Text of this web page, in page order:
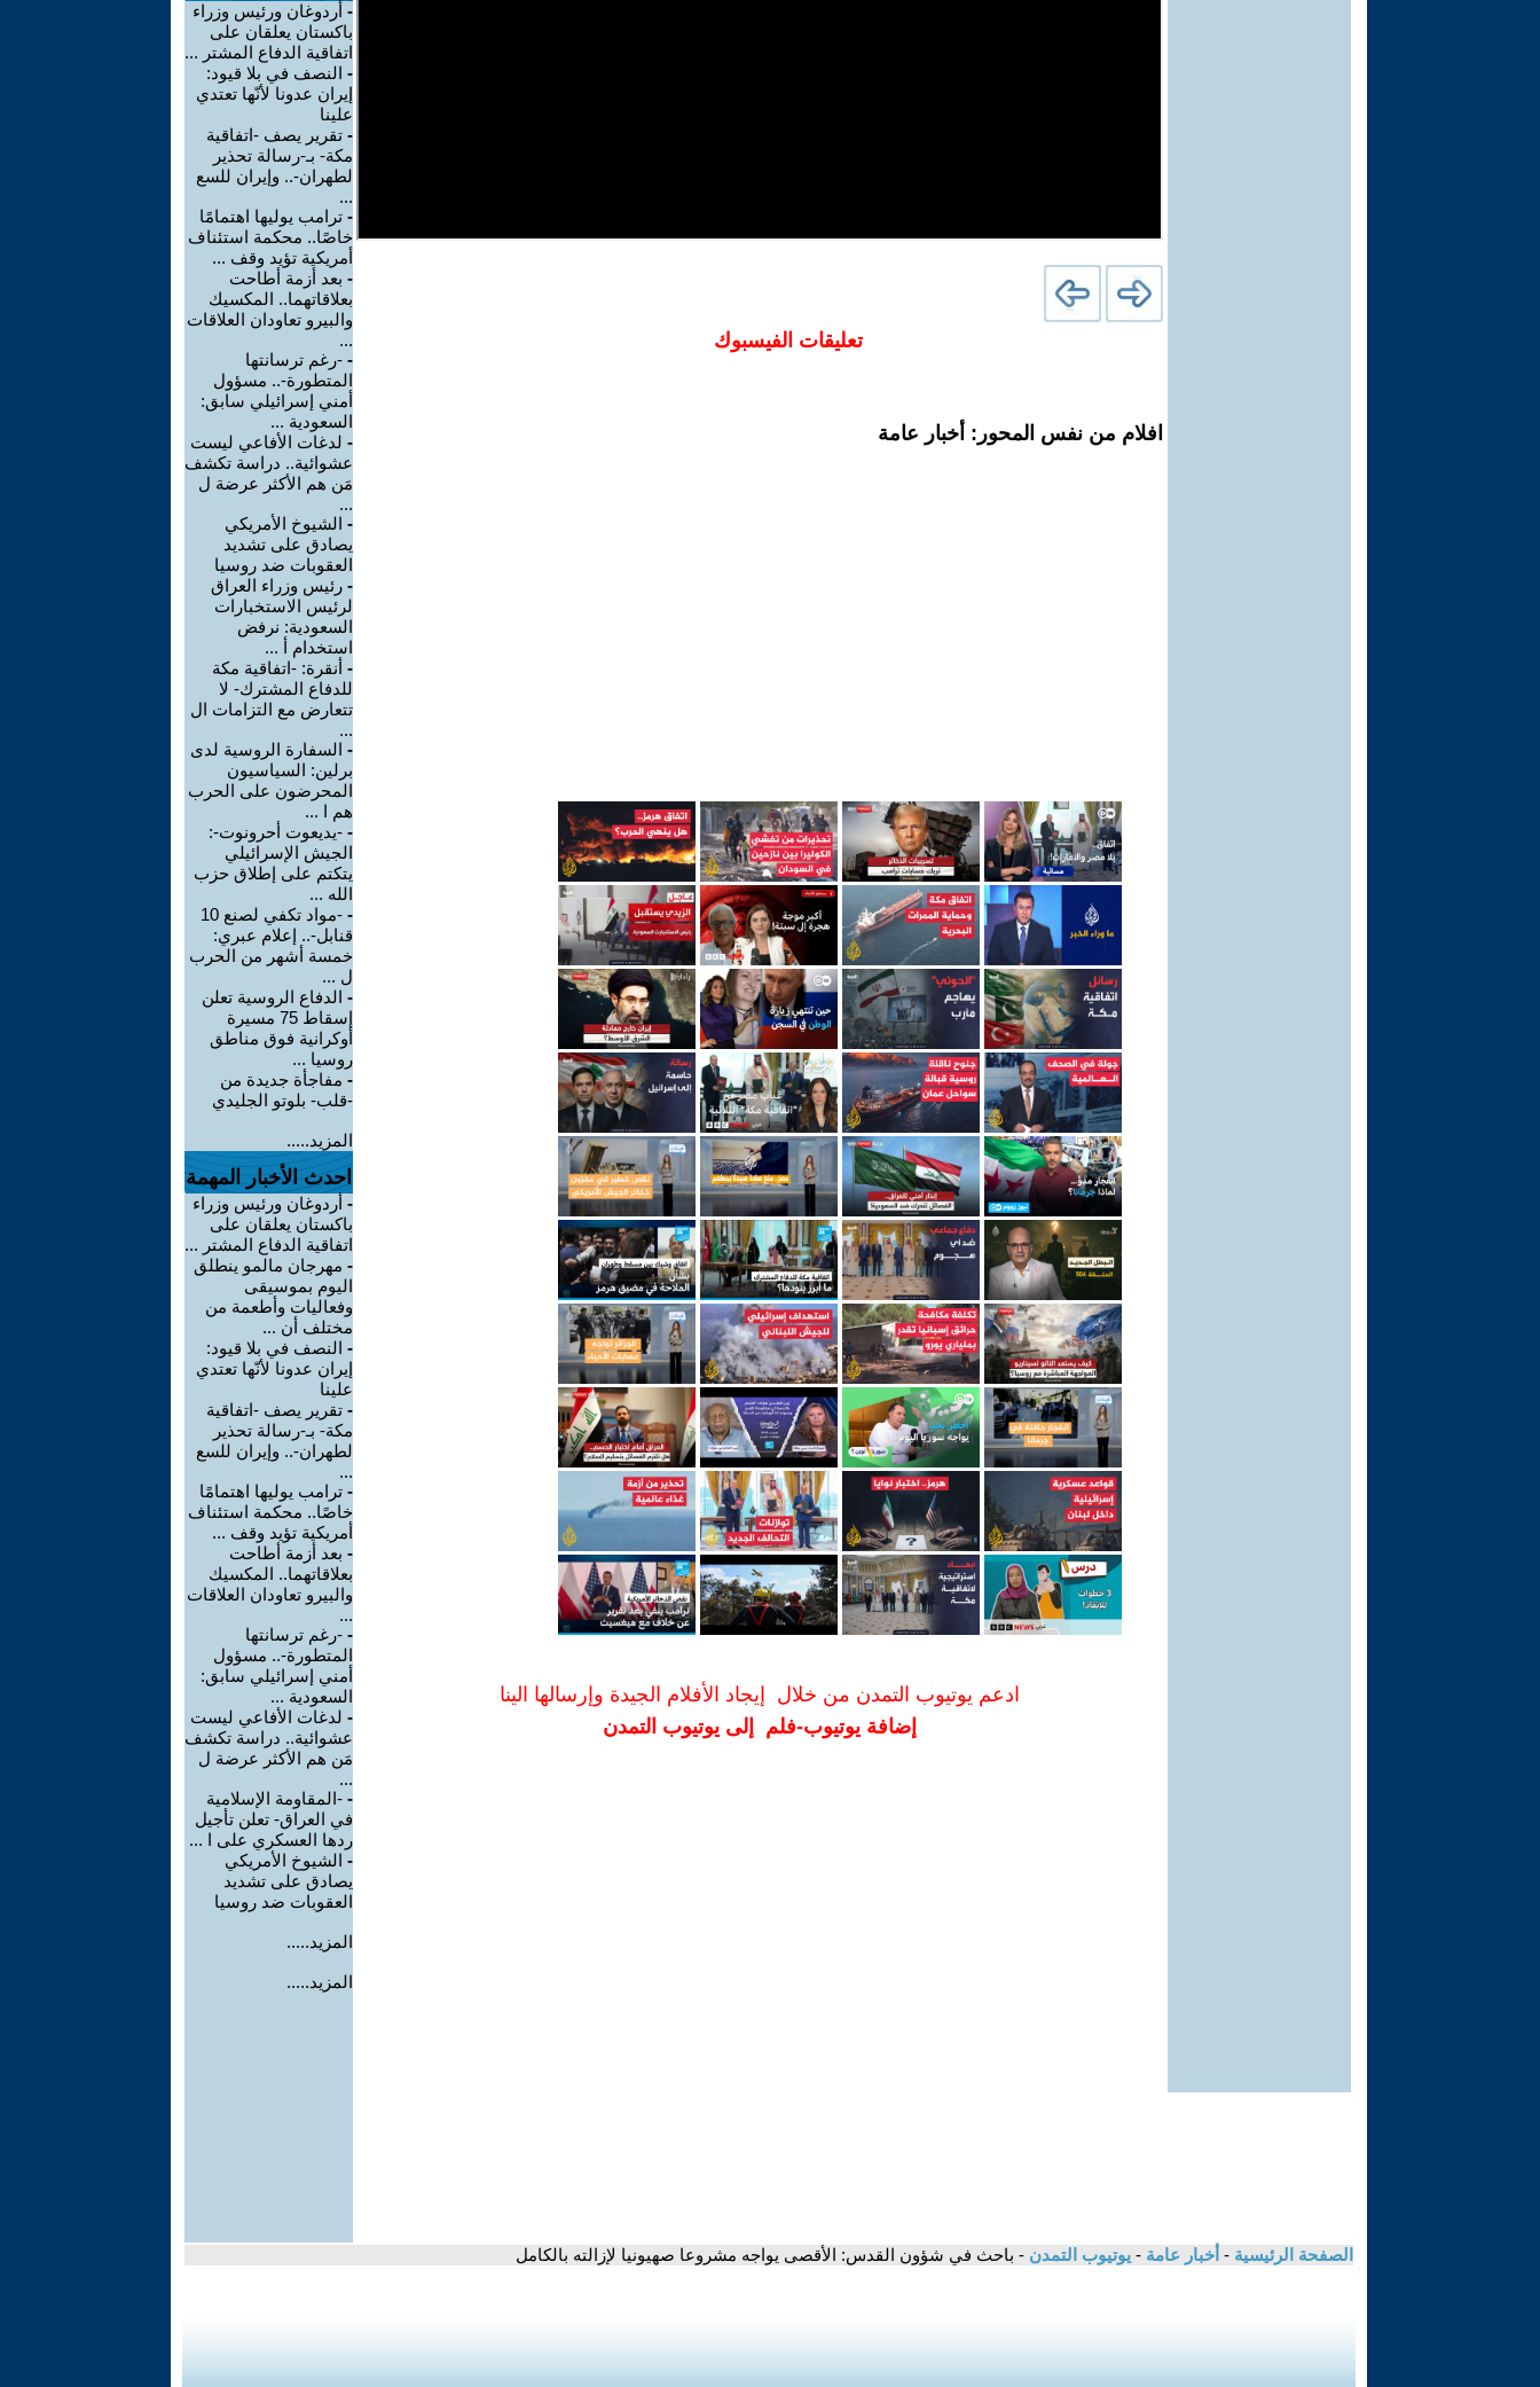
تعليقات الفيسبوك
افلام من نفس المحور: أخبار عامة
ادعم يوتيوب التمدن من خلال إيجاد الأفلام الجيدة وإرسالها الينا
إضافة يوتيوب-فلم إلى يوتيوب التمدن
- أردوغان ورئيس وزراء
باكستان يعلقان على
اتفاقية الدفاع المشتر ...
- النصف في بلا قيود:
إيران عدونا لأنّها تعتدي
علينا
- تقرير يصف -اتفاقية
مكة- بـ-رسالة تحذير
لطهران-.. وإيران للسع
...
- ترامب يوليها اهتمامًا
خاصًا.. محكمة استئناف
أمريكية تؤيد وقف ...
- بعد أزمة أطاحت
بعلاقاتهما.. المكسيك
والبيرو تعاودان العلاقات
...
- -رغم ترسانتها
المتطورة-.. مسؤول
أمني إسرائيلي سابق:
السعودية ...
- لدغات الأفاعي ليست
عشوائية.. دراسة تكشف
مَن هم الأكثر عرضة ل
...
- الشيوخ الأمريكي
يصادق على تشديد
العقوبات ضد روسيا
- رئيس وزراء العراق
لرئيس الاستخبارات
السعودية: نرفض
استخدام أ ...
- أنقرة: -اتفاقية مكة
للدفاع المشترك- لا
تتعارض مع التزامات ال
...
- السفارة الروسية لدى
برلين: السياسيون
المحرضون على الحرب
هم ا ...
- -يديعوت أحرونوت-:
الجيش الإسرائيلي
يتكتم على إطلاق حزب
الله ...
-
-مواد تكفي لصنع 10
قنابل-.. إعلام عبري:
خمسة أشهر من الحرب
ل ...
- الدفاع الروسية تعلن
إسقاط 75 مسيرة
أوكرانية فوق مناطق
روسيا ...
- مفاجأة جديدة من
-قلب- بلوتو الجليدي
المزيد.....
احدث الأخبار المهمة
- أردوغان ورئيس وزراء
باكستان يعلقان على
اتفاقية الدفاع المشتر ...
- مهرجان مالمو ينطلق
اليوم بموسيقى
وفعاليات وأطعمة من
مختلف أن ...
- النصف في بلا قيود:
إيران عدونا لأنّها تعتدي
علينا
- تقرير يصف -اتفاقية
مكة- بـ-رسالة تحذير
لطهران-.. وإيران للسع
...
- ترامب يوليها اهتمامًا
خاصًا.. محكمة استئناف
أمريكية تؤيد وقف ...
- بعد أزمة أطاحت
بعلاقاتهما.. المكسيك
والبيرو تعاودان العلاقات
...
- -رغم ترسانتها
المتطورة-.. مسؤول
أمني إسرائيلي سابق:
السعودية ...
- لدغات الأفاعي ليست
عشوائية.. دراسة تكشف
مَن هم الأكثر عرضة ل
...
- -المقاومة الإسلامية
في العراق- تعلن تأجيل
ردها العسكري على ا ...
- الشيوخ الأمريكي
يصادق على تشديد
العقوبات ضد روسيا
المزيد.....
المزيد.....
الصفحة الرئيسية - أخبار عامة - يوتيوب التمدن - باحث في شؤون القدس: الأقصى يواجه مشروعا صهيونيا لإزالته بالكامل